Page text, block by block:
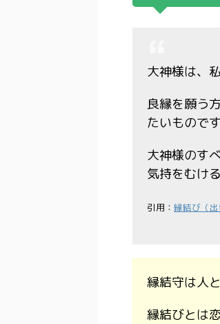
大神様は、
良縁を願う
たいものです
大神様のす
気持をむけ
引用： 縁結び（出
縁結守は人
縁結びとは